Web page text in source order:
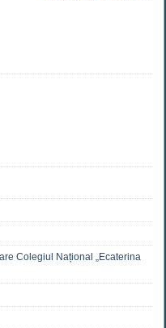
Colegiul Național „Ecaterina